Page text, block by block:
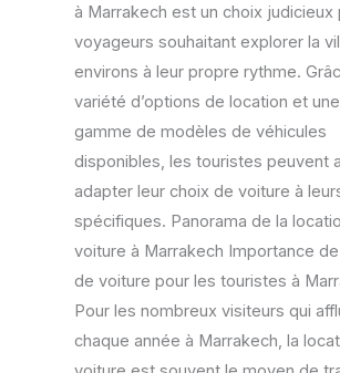
à Marrakech est un choix judicieux
voyageurs souhaitant explorer la
environs à leur propre rythme.
variété d’options de location et
gamme de modèles de véhicules
disponibles, les touristes peuvent
adapter leur choix de voiture à
spécifiques. Panorama de la
voiture à Marrakech Importance
de voiture pour les touristes à
Pour les nombreux visiteurs qui
chaque année à Marrakech, la